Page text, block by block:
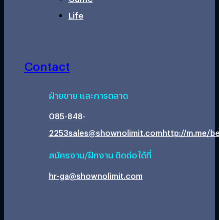
Life
Contact
ฝ่ายขาย และการตลาด
085-848-
2253sales@shownolimit.comhttp://m.me/
สมัครงาน/ฝึกงาน ติดต่อได้ที่
hr-ga@shownolimit.com